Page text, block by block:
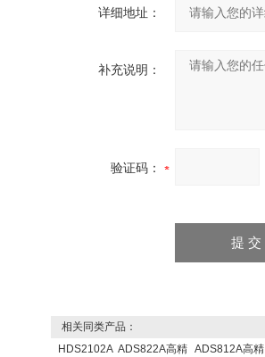
详细地址：
补充说明：
验证码：
相关同类产品：
HDS2102A ADS822A高精 ADS812A高精